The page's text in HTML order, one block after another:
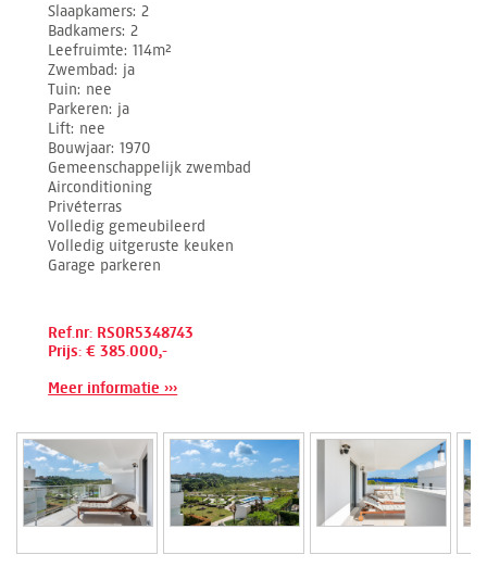
Slaapkamers 2
Badkamers 2
Leefruimte 114m²
Zwembad ja
Tuin nee
Parkeren ja
Lift nee
Bouwjaar 1970
Gemeenschappelijk zwembad
Airconditioning
Privéterras
Volledig gemeubileerd
Volledig uitgeruste keuken
Garage parkeren
Ref.nr: RSOR5348743
Prijs: € 385.000,-
Meer informatie ›››